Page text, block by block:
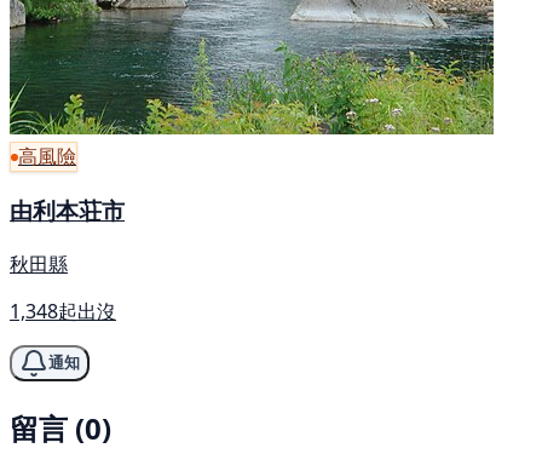
高風險
由利本荘市
秋田縣
1,348起出沒
通知
留言 (0)